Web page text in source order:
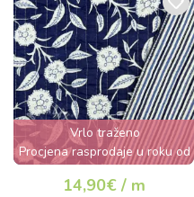
Vrlo traženo
Procjena rasprodaje u roku od
nekoliko sati
14,90€ / m